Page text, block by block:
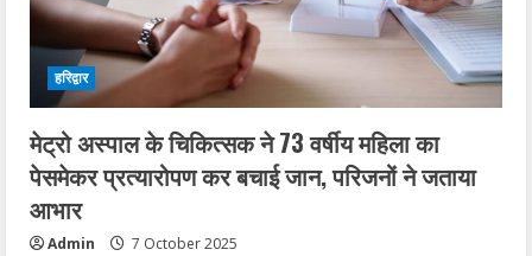
हरिद्वार
मेट्रो अस्पाल के चिकित्सक ने 73 वर्षीय महिला का
पेसमेकर प्रत्यारोपण कर बचाई जान, परिजनों ने जताया
आभार
Admin 7 October 2025